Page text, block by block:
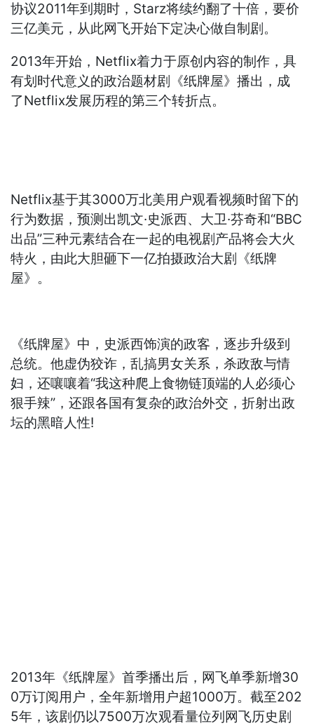
协议2011年到期时，Starz将续约翻了十倍，要价
三亿美元，从此网飞开始下定决心做自制剧。
2013年开始，Netflix着力于原创内容的制作，具
有划时代意义的政治题材剧《纸牌屋》播出，成
了Netflix发展历程的第三个转折点。
Netflix基于其3000万北美用户观看视频时留下的
行为数据，预测出凯文·史派西、大卫·芬奇和“BBC
出品”三种元素结合在一起的电视剧产品将会大火
特火，由此大胆砸下一亿拍摄政治大剧《纸牌
屋》。
《纸牌屋》中，史派西饰演的政客，逐步升级到
总统。他虚伪狡诈，乱搞男女关系，杀政敌与情
妇，还嚷嚷着“我这种爬上食物链顶端的人必须心
狠手辣”，还跟各国有复杂的政治外交，折射出政
坛的黑暗人性!
2013年《纸牌屋》首季播出后，网飞单季新增30
0万订阅用户，全年新增用户超1000万。截至202
5年，该剧仍以7500万次观看量位列网飞历史剧